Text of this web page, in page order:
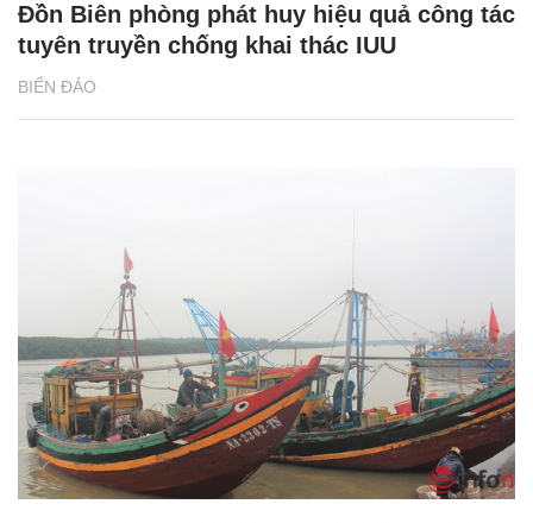
BIỂN ĐẢO
Đồn Biên phòng phát huy hiệu quả công tác
tuyên truyền chống khai thác IUU